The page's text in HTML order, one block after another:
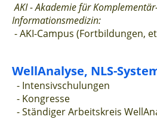
AKI - Akademie für
Informationsmedizin:
- AKI-Campus (Fortbildungen,
WellAnalyse, NLS-
- Intensivschulungen
- Kongresse
- Ständiger Arbeitskreis